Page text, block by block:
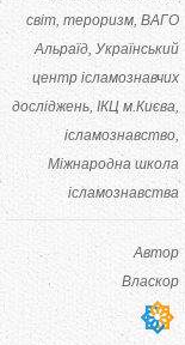
світ тероризм ВАГО
Альраїд Український
центр ісламознавчих
досліджень ІКЦ м.Києва
ісламознавство
Міжнародна школа
ісламознавства
Автор
Власкор